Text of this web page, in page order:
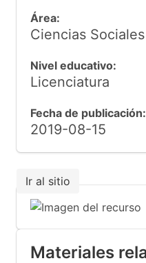
Área:
Ciencias Sociales
Nivel educativo:
Licenciatura
Fecha de publicación:
2019-08-15
Ir al sitio
Materiales